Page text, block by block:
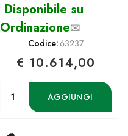
Disponibile su
Ordinazione✉
Codice:63237
€ 10.614,00
AGGIUNGI